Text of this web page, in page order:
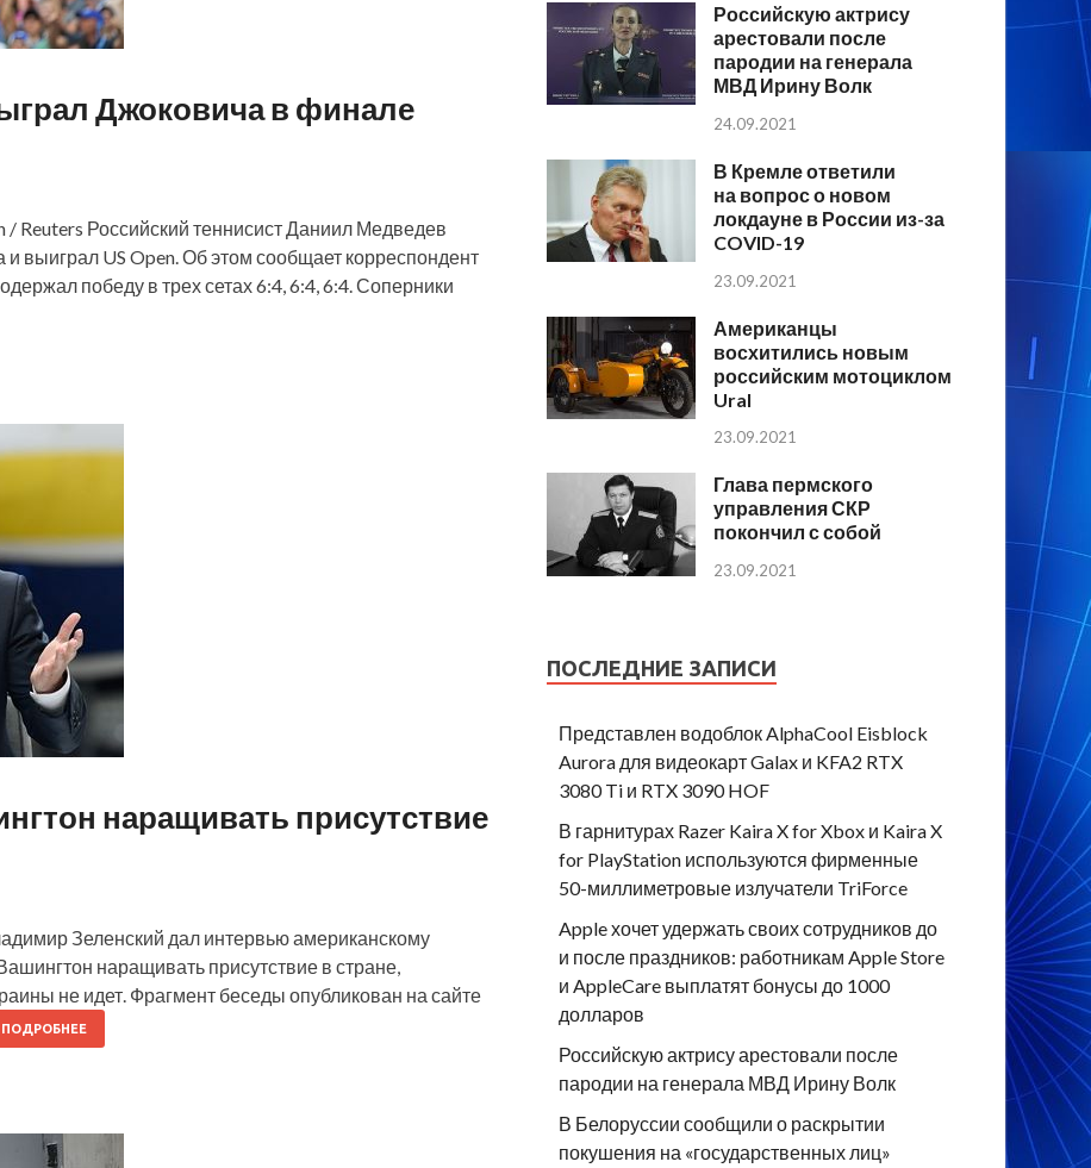
Джоковича в финале
Reuters Российский теннисист Даниил Медведев
выиграл US Open. Об этом сообщает корреспондент
победу в трех сетах 6:4, 6:4, 6:4. Соперники
наращивать присутствие
Зеленский дал интервью американскому
наращивать присутствие в стране,
не идет. Фрагмент беседы опубликован на сайте
ПОДРОБНЕЕ
Российскую актрису
арестовали после
пародии на генерала
МВД Ирину Волк
24.09.2021
В Кремле ответили
на вопрос о новом
локдауне в России из-за
COVID-19
23.09.2021
Американцы
восхитились новым
российским мотоциклом
Ural
23.09.2021
Глава пермского
управления СКР
покончил с собой
23.09.2021
ПОСЛЕДНИЕ ЗАПИСИ
Представлен водоблок AlphaCool Eisblock
Aurora для видеокарт Galax и KFA2 RTX
3080 Ti и RTX 3090 HOF
В гарнитурах Razer Kaira X for Xbox и Kaira X
for PlayStation используются фирменные
50-миллиметровые излучатели TriForce
Apple хочет удержать своих сотрудников до
и после праздников: работникам Apple Store
и AppleCare выплатят бонусы до 1000
долларов
Российскую актрису арестовали после
пародии на генерала МВД Ирину Волк
В Белоруссии сообщили о раскрытии
покушения на «государственных лиц»